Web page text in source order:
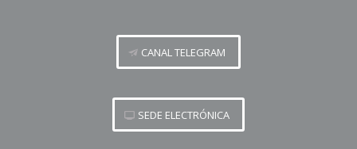
CANAL TELEGRAM
SEDE ELECTRÓNICA